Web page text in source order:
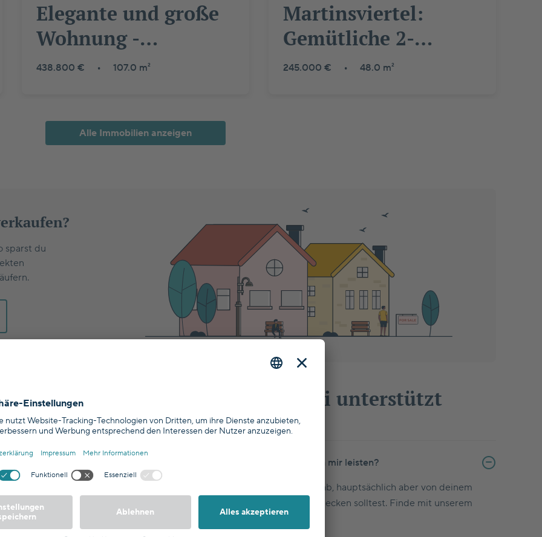
Elegante und große
Wohnung -
Dachgeschoss - mit
438.800 € • 107.0 m²
Martinsviertel:
Gemütliche 2-
Zimmer-Wohnung +
245.000 € • 48.0 m²
Alle Immobilien anzeigen
sparst du
: Wie Hypofriend dich dabei unterstützt
bin mir aber beim Budget nicht ganz sicher. Wie viel Wohnung kann ich mir leisten?
Kauf einer Wohnung in Darmstadt hängt von verschiedenen Faktoren ab, hauptsächlich aber von deinem
deinem Eigenkapital, mit dem du zumindest die
abdecken solltest. Finde mit unserem